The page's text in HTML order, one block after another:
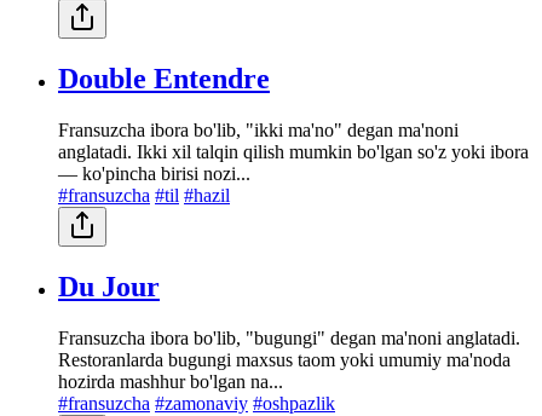
Double Entendre
Fransuzcha ibora bo'lib, "ikki ma'no" degan ma'noni
anglatadi. Ikki xil talqin qilish mumkin bo'lgan so'z yoki ibora
— ko'pincha birisi nozi...
#fransuzcha #til #hazil
Du Jour
Fransuzcha ibora bo'lib, "bugungi" degan ma'noni anglatadi.
Restoranlarda bugungi maxsus taom yoki umumiy ma'noda
hozirda mashhur bo'lgan na...
#fransuzcha #zamonaviy #oshpazlik